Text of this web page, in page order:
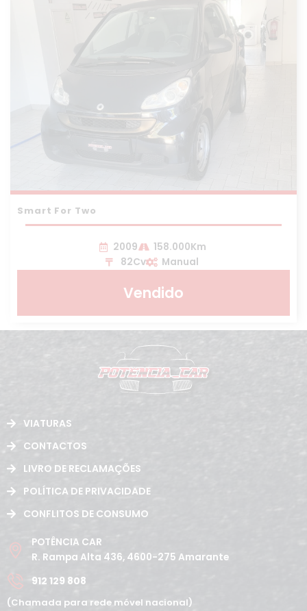
Smart For Two
2009
158.000Km
82Cv
Manual
Vendido
VIATURAS
CONTACTOS
LIVRO DE RECLAMAÇÕES
POLÍTICA DE PRIVACIDADE
CONFLITOS DE CONSUMO
POTÊNCIA CAR
R. Rampa Alta 436, 4600-275 Amarante
912 129 808
(Chamada para rede móvel nacional)